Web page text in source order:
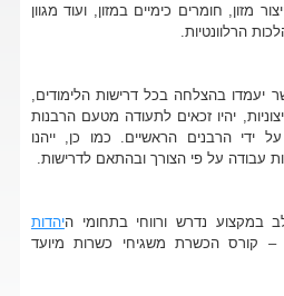
מזון, חומרים כימיים במזון, ועוד מגוון
הרלוונטיות.
יעמדו בהצלחה בכל דרישות הלימודים,
יהיו זכאים לתעודה מטעם הרבנות
ידי הרבנים הראשיים. כמו כן, ייהנו
עבודה על פי הצורך ובהתאם לדרישות.
במקצוע נדרש ורווחי בתחומי היהדות
– קורס הכשרת משגיחי כשרות מיועד